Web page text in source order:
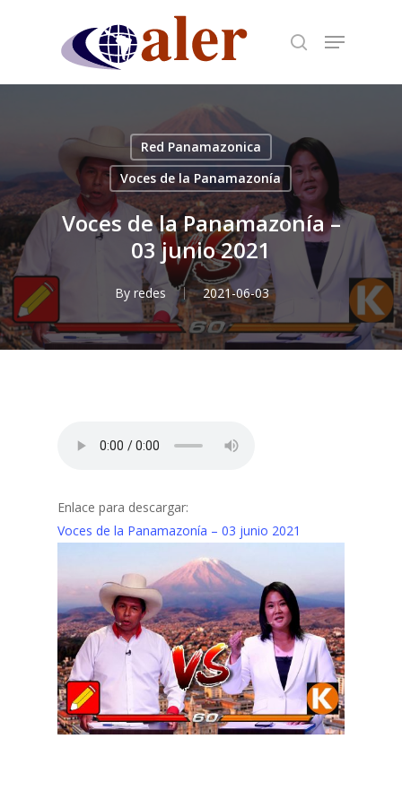
content
Red Panamazonica
Voces de la Panamazonía
Voces de la Panamazonía –
03 junio 2021
By redes 2021-06-03
Enlace para descargar:
Voces de la Panamazonía – 03 junio 2021